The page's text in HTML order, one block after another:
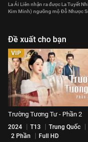
La Ái Liên nhận ra được La Tuyết
Kim Minh) ngưỡng mộ Đỗ Nhược
Đề xuất cho bạn
VIP
Trường Tương Tư - Phần 2
2024 T13
Trung Quốc
2 Phần
Full HD